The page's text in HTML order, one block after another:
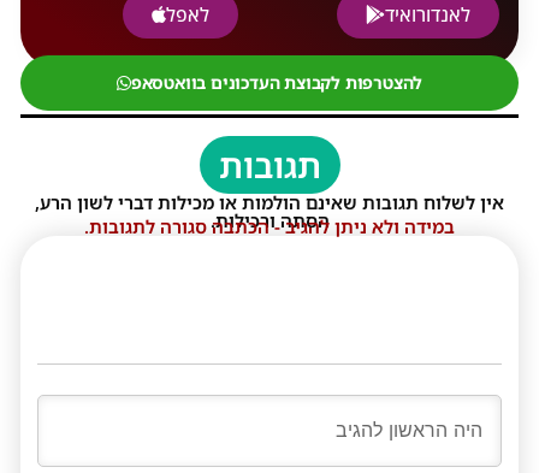
לאנדורואיד
לאפל
להצטרפות לקבוצת העדכונים בוואטסאפ
תגובות
אין לשלוח תגובות שאינם הולמות או מכילות דברי לשון הרע,
הסתה ורכילות.
במידה ולא ניתן להגיב - הכתבה סגורה לתגובות.